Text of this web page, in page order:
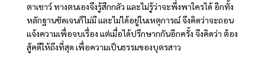
ตาเชาว์ ทางตนเองจึงรู้สึกกลัว และไม่รู้ว่าจะพึ่งพาใครได้ อีกทั้ง
หลักฐานชัดเจนก็ไม่มี และไม่ได้อยู่ในเหตุการณ์ จึงคิดว่าจะถอน
แจ้งความเพื่อจบเรื่อง แต่เมื่อได้ปรึกษากกันอีกครั้ง จึงคิดว่า ต้อง
สู้คดีให้ถึงที่สุด เพื่อความเป็นธรรมของบุตรสาว